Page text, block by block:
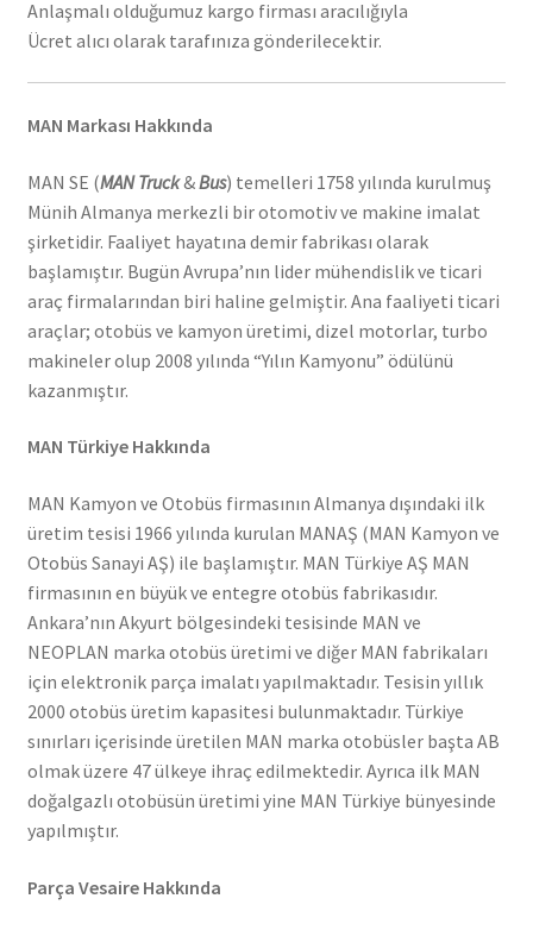
Anlaşmalı olduğumuz kargo firması aracılığıyla
Ücret alıcı olarak tarafınıza gönderilecektir.
MAN Markası Hakkında
MAN SE (MAN Truck&Bus) temelleri 1758 yılında kurulmuş
Münih Almanya merkezli bir otomotiv ve makine imalat
şirketidir. Faaliyet hayatına demir fabrikası olarak
başlamıştır. Bugün Avrupa’nın lider mühendislik ve ticari
araç firmalarından biri haline gelmiştir. Ana faaliyeti ticari
araçlar; otobüs ve kamyon üretimi, dizel motorlar, turbo
makineler olup 2008 yılında “Yılın Kamyonu” ödülünü
kazanmıştır.
MAN Türkiye Hakkında
MAN Kamyon ve Otobüs firmasının Almanya dışındaki ilk
üretim tesisi 1966 yılında kurulan MANAŞ (MAN Kamyon ve
Otobüs Sanayi AŞ) ile başlamıştır. MAN Türkiye AŞ MAN
firmasının en büyük ve entegre otobüs fabrikasıdır.
Ankara’nın Akyurt bölgesindeki tesisinde MAN ve
NEOPLAN marka otobüs üretimi ve diğer MAN fabrikaları
için elektronik parça imalatı yapılmaktadır. Tesisin yıllık
2000 otobüs üretim kapasitesi bulunmaktadır. Türkiye
sınırları içerisinde üretilen MAN marka otobüsler başta AB
olmak üzere 47 ülkeye ihraç edilmektedir. Ayrıca ilk MAN
doğalgazlı otobüsün üretimi yine MAN Türkiye bünyesinde
yapılmıştır.
Parça Vesaire Hakkında